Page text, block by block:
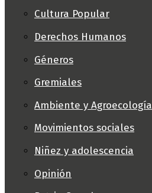
Cultura Popular
Derechos Humanos
Géneros
Gremiales
Ambiente y Agroecología
Movimientos sociales
Niñez y adolescencia
Opinión